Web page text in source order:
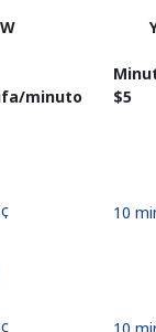
W
minuto
⁦$5⁩
10